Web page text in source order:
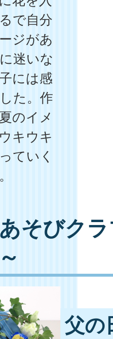
で自分
ジがあ
迷いな
には感
た。作
のイメ
キウキ
ていく
そびク
父の